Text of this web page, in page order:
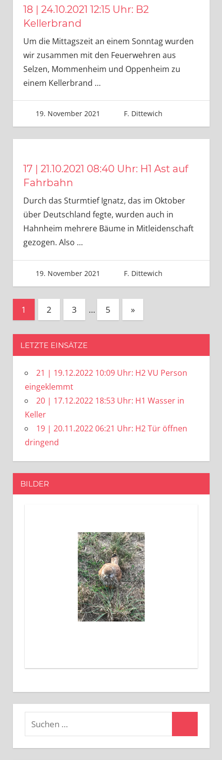
18 | 24.10.2021 12:15 Uhr: B2
Kellerbrand
Um die Mittagszeit an einem Sonntag wurden
wir zusammen mit den Feuerwehren aus
Selzen, Mommenheim und Oppenheim zu
einem Kellerbrand …
19. November 2021 F. Dittewich
17 | 21.10.2021 08:40 Uhr: H1 Ast auf
Fahrbahn
Durch das Sturmtief Ignatz, das im Oktober
über Deutschland fegte, wurden auch in
Hahnheim mehrere Bäume in Mitleidenschaft
gezogen. Also …
19. November 2021 F. Dittewich
Seitennummerierung
der
Beiträge
1 2 3 … 5
Nächste
Beiträge
»
LETZTE EINSÄTZE
21 | 19.12.2022 10:09 Uhr: H2 VU Person
eingeklemmt
20 | 17.12.2022 18:53 Uhr: H1 Wasser in
Keller
19 | 20.11.2022 06:21 Uhr: H2 Tür öffnen
dringend
BILDER
Suchen